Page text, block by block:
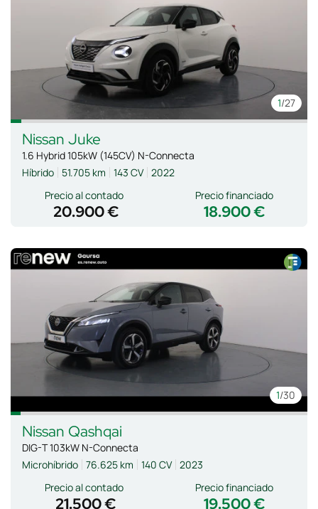
1/27
Nissan Juke
1.6 Hybrid 105kW (145CV) N-Connecta
Híbrido
51.705 km 143 CV 2022
Precio al contado
20.900 € 18.900 €
Precio financiado
1/30
Nissan Qashqai
DIG-T 103kW N-Connecta
Microhíbrido 76.625 km 140 CV 2023
Precio al contado
21.500 € 19.500 €
Precio financiado